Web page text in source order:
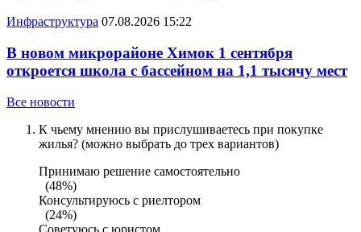
Инфраструктура 07.08.2026 15:22
В новом микрорайоне Химок 1 сентября
откроется школа с бассейном на 1,1 тысячу мест
Все новости
К чьему мнению вы прислушиваетесь при покупке
жилья? (можно выбрать до трех вариантов)
Принимаю решение самостоятельно
(48%)
Консультируюсь с риелтором
(24%)
Советуюсь с юристом